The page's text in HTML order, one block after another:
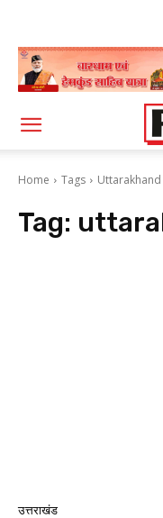
Home Tags
Tag:
उत्तराखंड